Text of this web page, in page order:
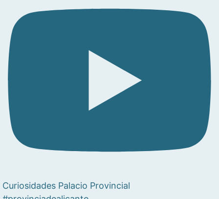
Curiosidades Palacio Provincial